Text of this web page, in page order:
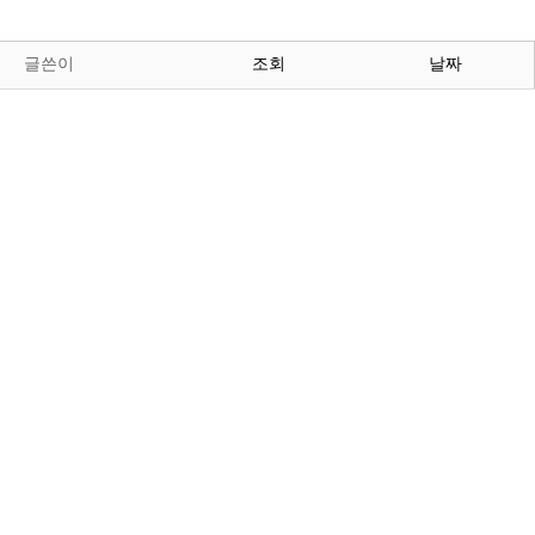
글쓴이 조회 날짜